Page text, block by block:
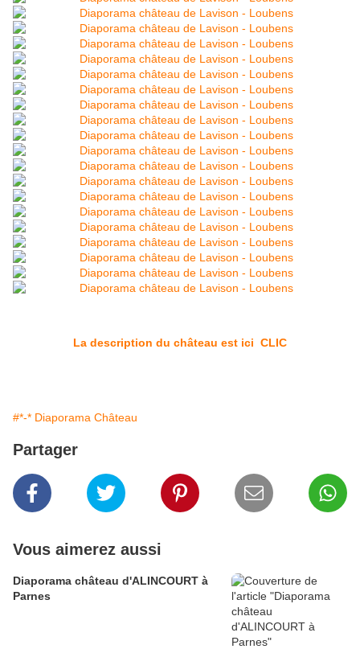
La description du château est ici CLIC
#*-* Diaporama Château
Partager
Vous aimerez aussi
Diaporama château d'ALINCOURT à
Parnes